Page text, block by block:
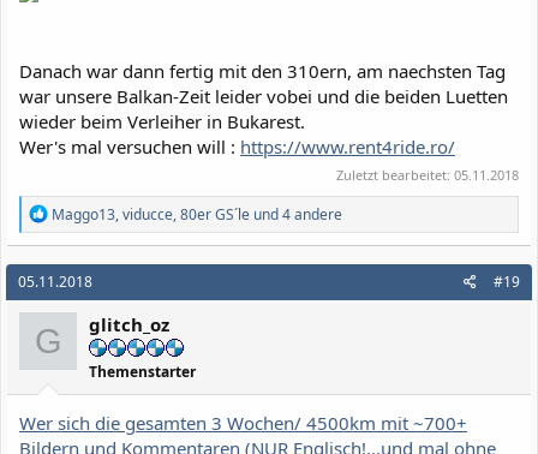
Danach war dann fertig mit den 310ern, am naechsten Tag
war unsere Balkan-Zeit leider vobei und die beiden Luetten
wieder beim Verleiher in Bukarest.
Wer's mal versuchen will : https://www.rent4ride.ro/
Zuletzt bearbeitet: 05.11.2018
R
e
a
k
t
i
o
n
e
n
Maggo13,viducce,80er GS´le und 4 andere
05.11.2018 #19
G glitch_oz
Themenstarter
Wer sich die gesamten 3 Wochen/ 4500km mit ~700+
Bildern und Kommentaren (NUR Englisch!...und mal ohne